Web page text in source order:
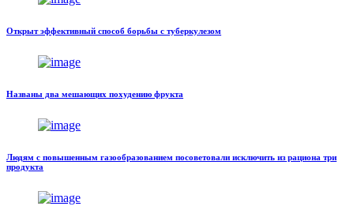
Открыт эффективный способ борьбы с туберкулезом
Названы два мешающих похудению фрукта
Людям с повышенным газообразованием посоветовали исключить из рациона три
продукта